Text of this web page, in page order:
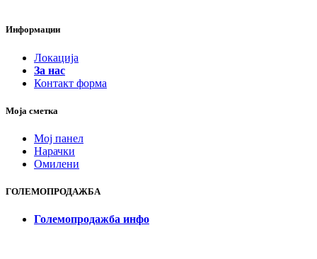
Информации
Локација
За нас
Контакт форма
Моја сметка
Мој панел
Нарачки
Омилени
ГОЛЕМОПРОДАЖБА
Големопродажба инфо